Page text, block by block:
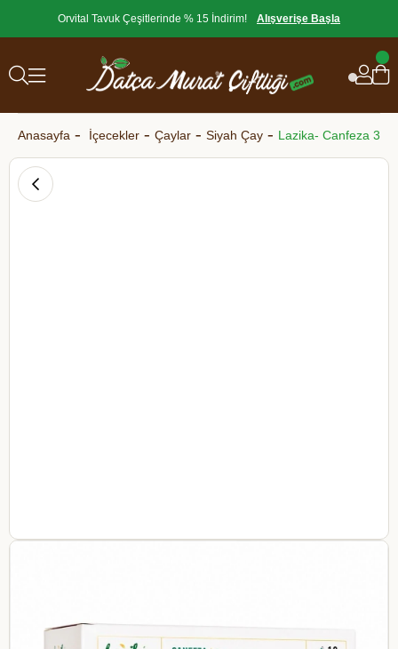
Orvital Tavuk Çeşitlerinde % 15 İndirim! Alışverişe Başla
Anasayfa İçecekler Çaylar Siyah Çay Lazika- Canfeza 36